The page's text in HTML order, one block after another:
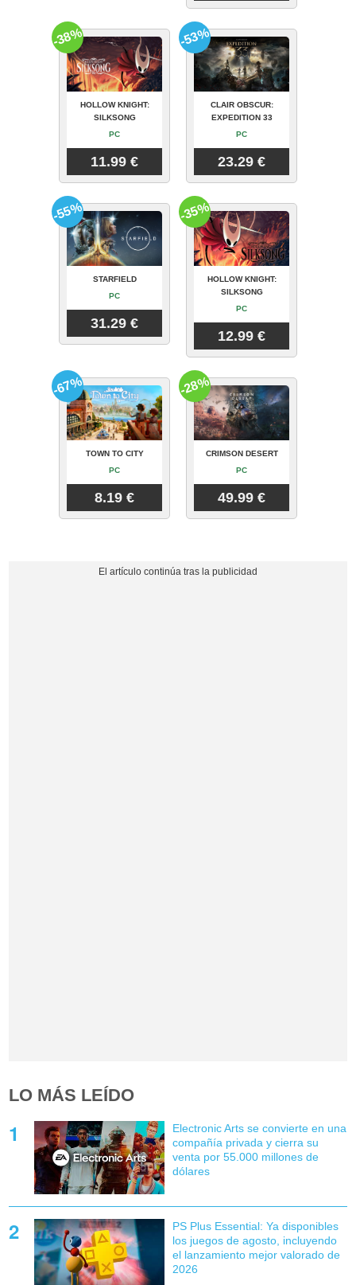
HOLLOW KNIGHT:
SILKSONG
PC
11.99 €
-38%
CLAIR OBSCUR:
EXPEDITION 33
PC
23.29 €
-53%
STARFIELD
PC
31.29 €
-55%
HOLLOW KNIGHT:
SILKSONG
PC
12.99 €
-35%
TOWN TO CITY
PC
8.19 €
-67%
CRIMSON DESERT
PC
49.99 €
-28%
LO MÁS LEÍDO
Electronic Arts se convierte en una
compañía privada y cierra su
venta por 55.000 millones de
dólares
PS Plus Essential: Ya disponibles
los juegos de agosto, incluyendo
el lanzamiento mejor valorado de
2026